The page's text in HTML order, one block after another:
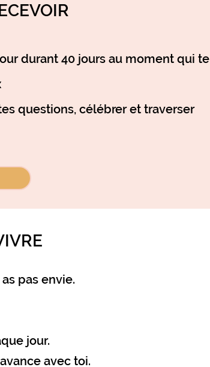
durant 40 jours au moment qui te
questions, célébrer et traverser
pas envie.
jour.
avec toi.